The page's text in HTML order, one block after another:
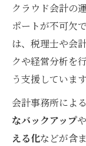
クラウド会計の
ポートが不可欠
は、税理士や会
クや経営分析を
う支援しています
会計事務所によ
なバックアップや
える化などが含